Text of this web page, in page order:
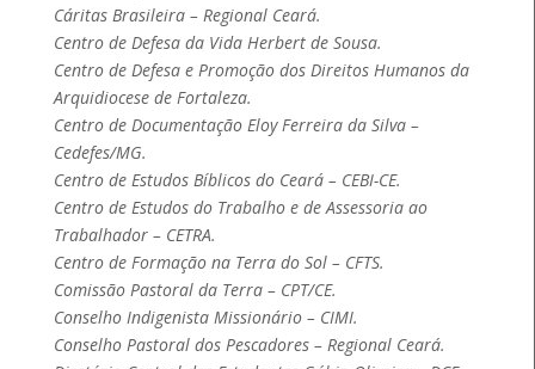
Cáritas Brasileira – Regional Ceará.
Centro de Defesa da Vida Herbert de Sousa.
Centro de Defesa e Promoção dos Direitos Humanos da
Arquidiocese de Fortaleza.
Centro de Documentação Eloy Ferreira da Silva –
Cedefes/MG.
Centro de Estudos Bíblicos do Ceará – CEBI-CE.
Centro de Estudos do Trabalho e de Assessoria ao
Trabalhador – CETRA.
Centro de Formação na Terra do Sol – CFTS.
Comissão Pastoral da Terra – CPT/CE.
Conselho Indigenista Missionário – CIMI.
Conselho Pastoral dos Pescadores – Regional Ceará.